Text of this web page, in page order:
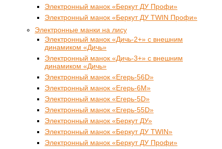
Электронный манок «Беркут ДУ Профи»
Электронный манок «Беркут ДУ TWIN Профи»
Электронные манки на лису
Электронный манок «Дичь-2+» с внешним
динамиком «Дичь»
Электронный манок «Дичь-3+» с внешним
динамиком «Дичь»
Электронный манок «Егерь-56D»
Электронный манок «Егерь-6М»
Электронный манок «Егерь-5D»
Электронный манок «Егерь-55D»
Электронный манок «Беркут ДУ»
Электронный манок «Беркут ДУ TWIN»
Электронный манок «Беркут ДУ Профи»